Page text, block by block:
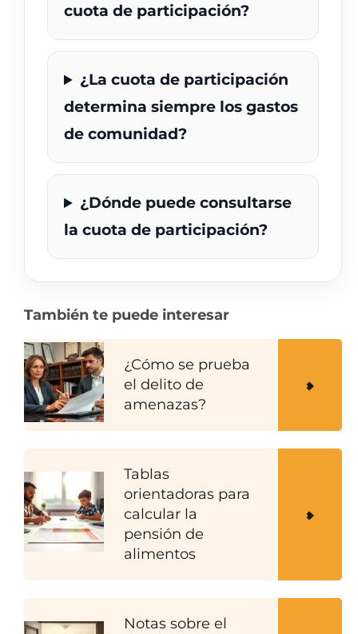
cuota de participación?
¿La cuota de participación
determina siempre los gastos
de comunidad?
¿Dónde puede consultarse
la cuota de participación?
También te puede interesar
¿Cómo se prueba
el delito de
amenazas?
Tablas
orientadoras para
calcular la
pensión de
alimentos
Notas sobre el